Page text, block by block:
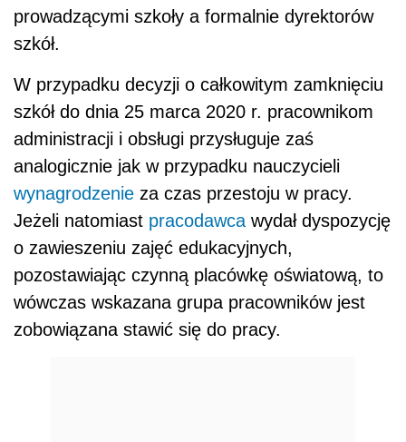
prowadzącymi szkoły a formalnie dyrektorów
szkół.
W przypadku decyzji o całkowitym zamknięciu
szkół do dnia 25 marca 2020 r. pracownikom
administracji i obsługi przysługuje zaś
analogicznie jak w przypadku nauczycieli
wynagrodzenie za czas przestoju w pracy.
Jeżeli natomiast pracodawca wydał dyspozycję
o zawieszeniu zajęć edukacyjnych,
pozostawiając czynną placówkę oświatową, to
wówczas wskazana grupa pracowników jest
zobowiązana stawić się do pracy.